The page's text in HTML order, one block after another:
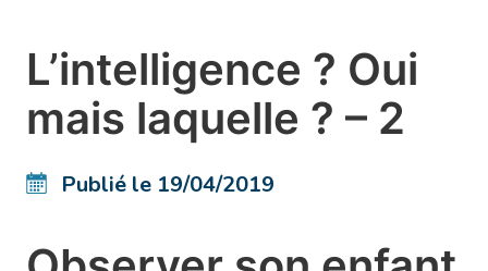
L’intelligence ? Oui
mais laquelle ? – 2
Publié le 19/04/2019